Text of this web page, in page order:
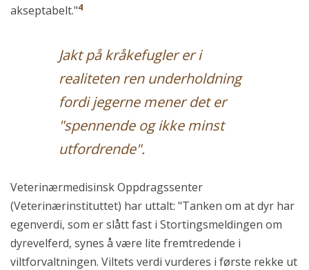
akseptabelt."4
Jakt på kråkefugler er i
realiteten ren underholdning
fordi jegerne mener det er
"spennende og ikke minst
utfordrende".
Veterinærmedisinsk Oppdragssenter
(Veterinærinstituttet) har uttalt: "Tanken om at dyr har
egenverdi, som er slått fast i Stortingsmeldingen om
dyrevelferd, synes å være lite fremtredende i
viltforvaltningen. Viltets verdi vurderes i første rekke ut